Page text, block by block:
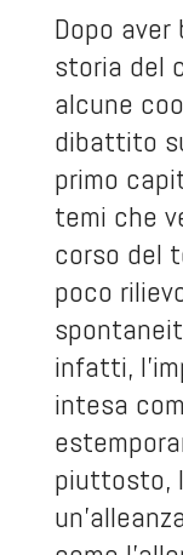
Dopo
storia del
alcune
dibattito
primo
temi che
corso del
poco
infatti,
intesa
piuttosto,